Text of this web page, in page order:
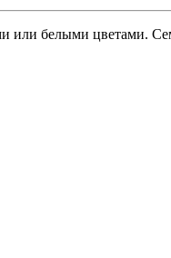
или белыми цветами.